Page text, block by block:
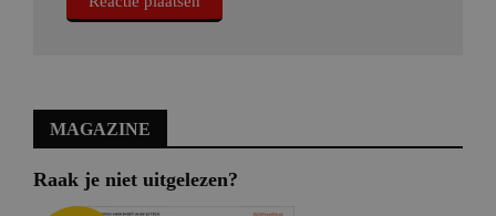
MAGAZINE
Raak je niet uitgelezen?